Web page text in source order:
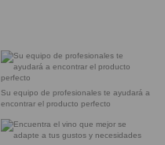
Su equipo de profesionales te ayudará a
encontrar el producto perfecto